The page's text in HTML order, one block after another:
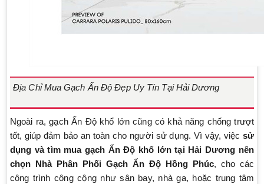
Địa Chỉ Mua Gạch Ấn Độ Đẹp Uy Tín Tại Hải Dương
Ngoài ra, gạch Ấn Độ khổ lớn cũng có khả năng chống trượt
tốt, giúp đảm bảo an toàn cho người sử dụng. Vì vậy, việc sử
dụng và tìm mua gạch Ấn Độ khổ lớn tại Hải Dương nên
chọn Nhà Phân Phối Gạch Ấn Độ Hồng Phúc, cho các
công trình công cộng như sân bay, nhà ga, hoặc trung tâm